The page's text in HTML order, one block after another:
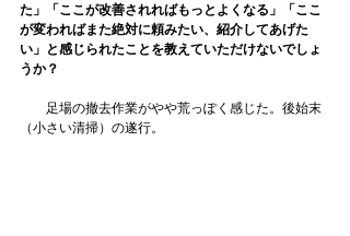
た」「ここが改善されればもっとよくなる」「ここ
が変わればまた絶対に頼みたい、紹介してあげた
い」と感じられたことを教えていただけないでしょ
うか？
足場の撤去作業がやや荒っぽく感じた。後始末
（小さい清掃）の遂行。